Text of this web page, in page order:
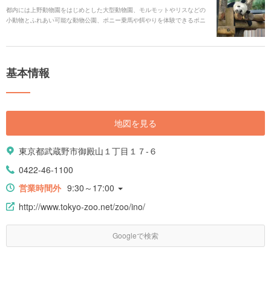
都内には上野動物園をはじめとした大型動物園、モルモットやリスなどの
小動物とふれあい可能な動物公園、ポニー乗馬や餌やりを体験できるポニ
基本情報
地図を見る
東京都武蔵野市御殿山１丁目１７-６
0422-46-1100
営業時間外 9:30～17:00
http://www.tokyo-zoo.net/zoo/ino/
Googleで検索